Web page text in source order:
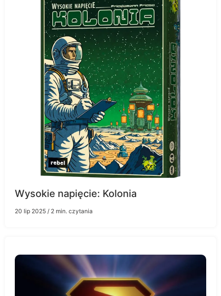
Wysokie napięcie: Kolonia
20 lip 2025 / 2 min. czytania